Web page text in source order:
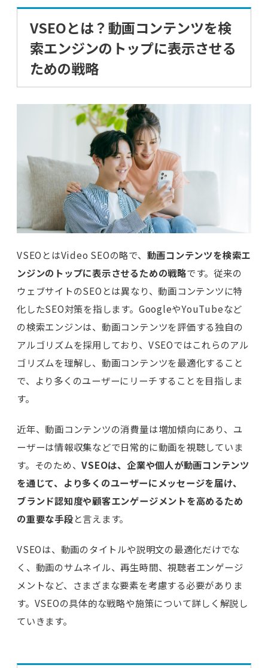
VSEOとは？動画コンテンツを検
索エンジンのトップに表示させる
ための戦略
VSEOとはVideo SEOの略で、 動画コンテンツを検索エ
ンジンのトップに表示させるための戦略です。従来の
ウェブサイトのSEOとは異なり、動画コンテンツに特
化したSEO対策を指します。GoogleやYouTubeなど
の検索エンジンは、動画コンテンツを評価する独自の
アルゴリズムを採用しており、VSEOではこれらのアル
ゴリズムを理解し、動画コンテンツを最適化すること
で、より多くのユーザーにリーチすることを目指しま
す。
近年、動画コンテンツの消費量は増加傾向にあり、ユ
ーザーは情報収集などで日常的に動画を視聴していま
す。そのため、VSEOは、企業や個人が動画コンテンツ
を通じて、より多くのユーザーにメッセージを届け、
ブランド認知度や顧客エンゲージメントを高めるため
の重要な手段と言えます。
VSEOは、動画のタイトルや説明文の最適化だけでな
く、動画のサムネイル、再生時間、視聴者エンゲージ
メントなど、さまざまな要素を考慮する必要がありま
す。VSEOの具体的な戦略や施策について詳しく解説し
ていきます。